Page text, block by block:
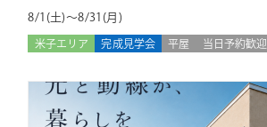
8/1(土)〜8/31(月)
米子エリア 完成見学会 平屋 当日予約歓迎